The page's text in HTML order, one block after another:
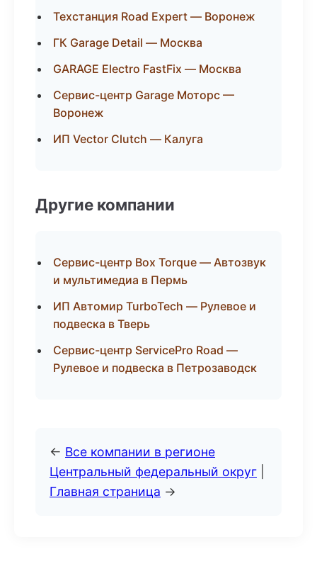
Техстанция Road Expert — Воронеж
ГК Garage Detail — Москва
GARAGE Electro FastFix — Москва
Сервис-центр Garage Моторс —
Воронеж
ИП Vector Clutch — Калуга
Другие компании
Сервис-центр Box Torque — Автозвук
и мультимедиа в Пермь
ИП Автомир TurboTech — Рулевое и
подвеска в Тверь
Сервис-центр ServicePro Road —
Рулевое и подвеска в Петрозаводск
← Все компании в регионе
Центральный федеральный округ
Главная страница →